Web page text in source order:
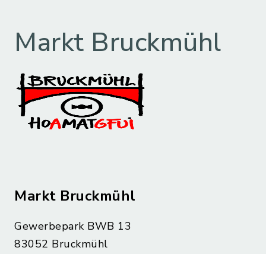
Markt Bruckmühl
Markt Bruckmühl
Gewerbepark BWB 13
83052 Bruckmühl